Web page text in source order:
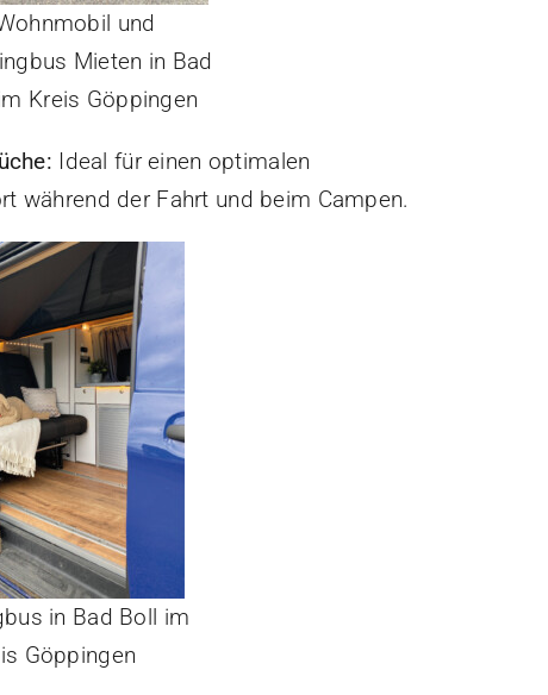
und
Mieten in Bad
Kreis Göppingen
Ideal für einen optimalen
während der Fahrt und beim Campen.
in Bad Boll im
Göppingen